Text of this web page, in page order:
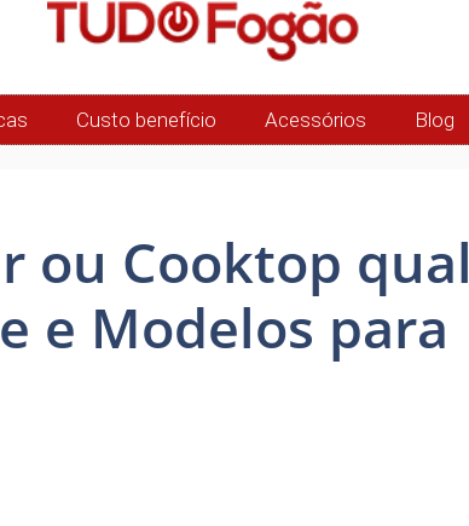
Custo benefício Acessórios Blog
ou Cooktop qual
e Modelos para